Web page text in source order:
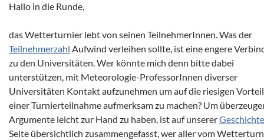
Hallo in die Runde,
das Wetterturnier lebt von seinen TeilnehmerInnen. Was der
Teilnehmerzahl Aufwind verleihen sollte, ist eine engere
zu den Universitäten. Wer könnte mich denn bitte dabei
unterstützen, mit Meteorologie-ProfessorInnen diverser
Universitäten Kontakt aufzunehmen um auf die riesigen
einer Turnierteilnahme aufmerksam zu machen? Um
Argumente leicht zur Hand zu haben, ist auf unsererGeschichte
Seite übersichtlich zusammengefasst, wer aller vom